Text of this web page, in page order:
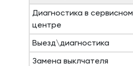
Диагностика в сервисном
центре
Выезд\диагностика
Замена выклчателя